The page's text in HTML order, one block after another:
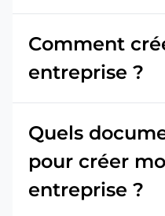
Comment
entreprise ?
Quels
pour créer
entreprise ?